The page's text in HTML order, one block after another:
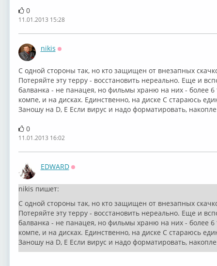
0
11.01.2013 15:28
nikis
С одной стороны так, но кто защищен от внезапных
Потеряйте эту терру - восстановить нереально. Еще и
балванка - не панацея, но фильмы храню на них - более
компе, и на дисках. Единственно, на диске С стараюсь
Заношу на D, E Если вирус и надо форматировать,
0
11.01.2013 16:02
EDWARD
nikis пишет:
С одной стороны так, но кто защищен от внезапных
Потеряйте эту терру - восстановить нереально. Еще и
балванка - не панацея, но фильмы храню на них - более
компе, и на дисках. Единственно, на диске С стараюсь
Заношу на D, E Если вирус и надо форматировать,